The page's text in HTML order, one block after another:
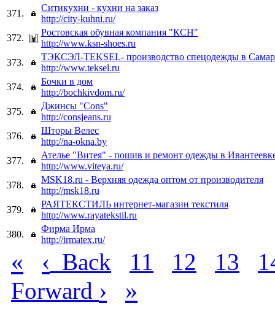
371.
Ситикухни - кухни на заказ
http://city-kuhni.ru/
372.
Ростовская обувная компания "КСН"
http://www.ksn-shoes.ru
373.
ТЭКСЭЛ-TEKSEL- производство спецодежды в
http://www.teksel.ru
374.
Бочки в дом
http://bochkivdom.ru/
375.
Джинсы "Cons"
http://consjeans.ru
376.
Шторы Велес
http://na-okna.by
377.
Ателье "Витея" - пошив и ремонт одежды в
http://www.viteya.ru/
378.
MSK18.ru - Верхняя одежда оптом от производителя
http://msk18.ru
379.
РАЯТЕКСТИЛЬ интернет-магазин текстиля
http://www.rayatekstil.ru
380.
Фирма Ирма
http://irmatex.ru/
« ‹ Back 11 12 13
Forward › »